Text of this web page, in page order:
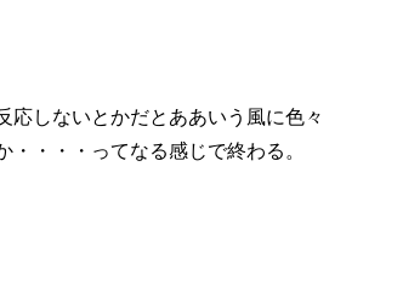
しないとかだとああいう風に色々
・・・ってなる感じで終わる。